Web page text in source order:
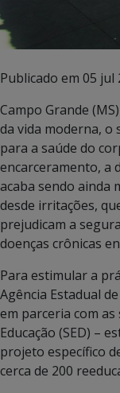
Publicado em 05 jul
Campo Grande
da vida moderna,
para a saúde do
encarceramento, a
acaba sendo ainda
desde irritações,
prejudicam a
doenças crônicas
Para estimular a
Agência Estadual
em parceria com as
Educação (SED) –
projeto específico
cerca de 200